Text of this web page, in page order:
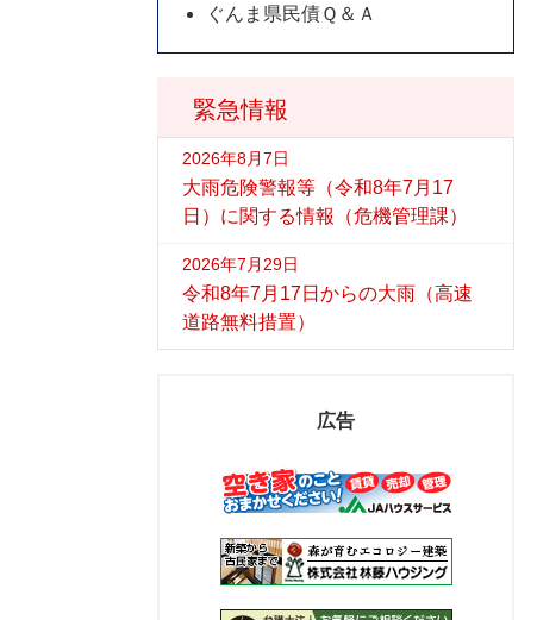
緊急情報
2026年8月7日
大雨危険警報等（令和8年7月17
日）に関する情報（危機管理課）
2026年7月29日
令和8年7月17日からの大雨（高速
道路無料措置）
ぐんま県民債Ｑ＆Ａ
広告